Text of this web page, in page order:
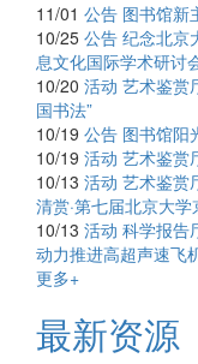
11/01 公告 图书馆新
10/25 公告 纪念北京
息文化国际学术研讨
10/20 活动 艺术鉴赏
国书法”
10/19 公告 图书馆阳
10/19 活动 艺术鉴赏
10/13 活动 艺术鉴赏
清赏·第七届北京大学
10/13 活动 科学报告
动力推进高超声速飞
更多+
最新资源